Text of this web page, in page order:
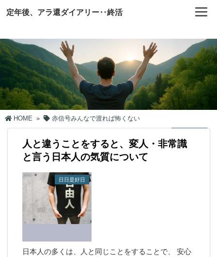
定年後、アラ還ダイアリー‥終活
HOME » 赤信号みんなで渡れば怖くない
人と違うことをすると、変人・非常識
と言う日本人の気質について
日日是好日
日本人の多くは、人と同じことをすることで、 安心